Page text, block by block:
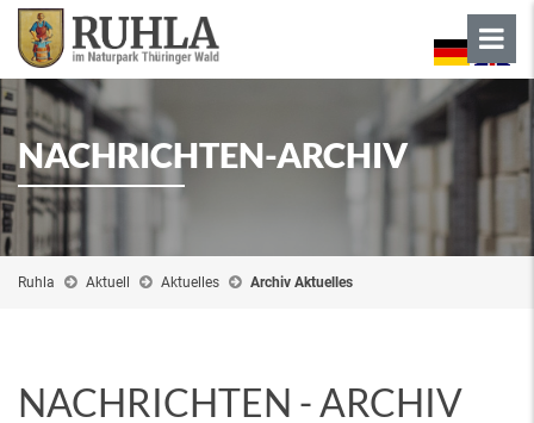
NACHRICHTEN-ARCHIV
Ruhla Aktuell Aktuelles Archiv Aktuelles
NACHRICHTEN - ARCHIV